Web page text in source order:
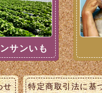
サンいも
せ 特定商取引法に基